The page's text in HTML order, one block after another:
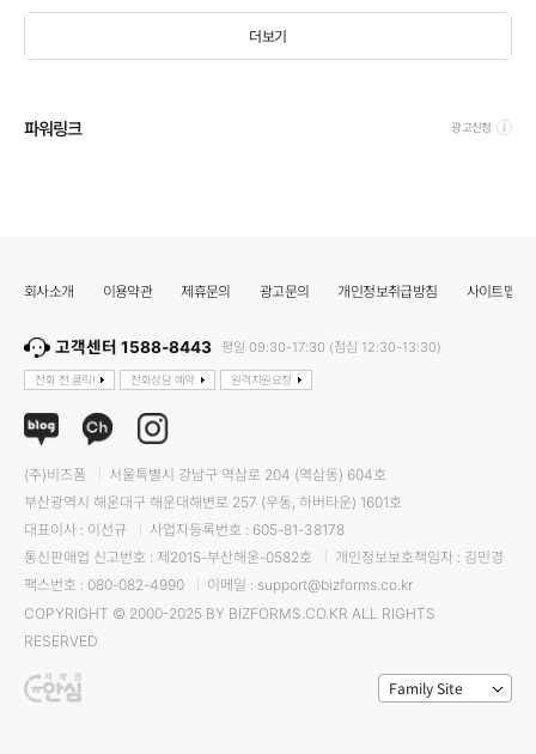
더보기
파워링크 광고신청
회사소개 이용약관 제휴문의 광고문의 개인정보취급방침 사이트맵
고객센터 1588-8443 평일 09:30-17:30 (점심 12:30-13:30)
전화 전 클릭! 전화상담 예약 원격지원요청
(주)비즈폼
서울특별시 강남구 역삼로 204 (역삼동) 604호
부산광역시 해운대구 해운대해변로 257 (우동, 하버타운) 1601호
대표이사 : 이선규
사업자등록번호 : 605-81-38178
통신판매업 신고번호 : 제2015-부산해운-0582호
개인정보보호책임자 : 김민경
팩스번호 : 080-082-4990
이메일 : support@bizforms.co.kr
COPYRIGHT © 2000-2025 BY BIZFORMS.CO.KR ALL RIGHTS
RESERVED
Family Site